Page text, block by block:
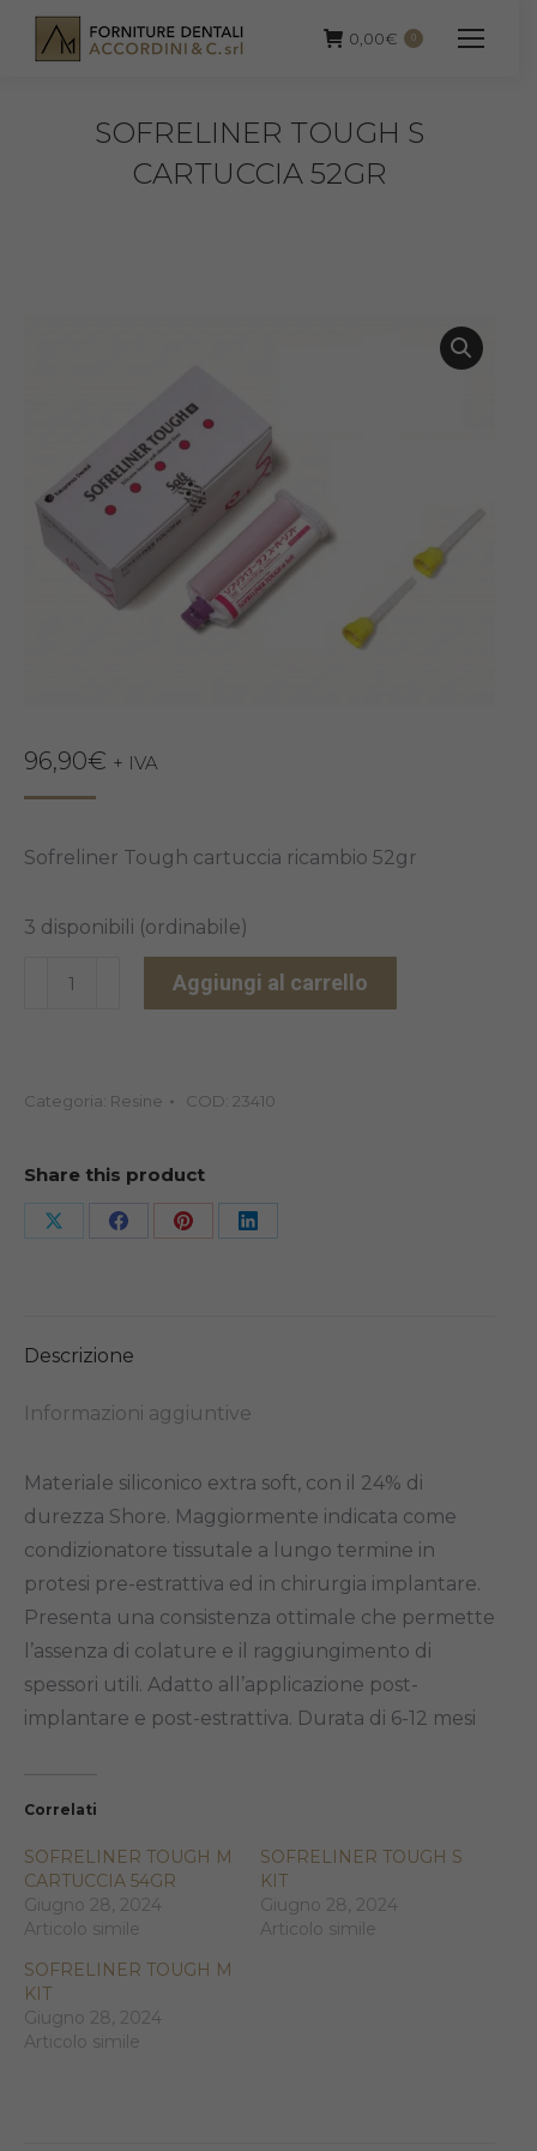
0,00€ 0
SOFRELINER TOUGH S
CARTUCCIA 52GR
96,90€ + IVA
Sofreliner Tough cartuccia ricambio 52gr
3 disponibili (ordinabile)
SOFRELINER
52GR
Aggiungi al carrello
Categoria: Resine COD: 23410
Share this product
Share
Share Share Share
Descrizione
Informazioni aggiuntive
Materiale siliconico extra soft, con il 24% di
durezza Shore. Maggiormente indicata come
condizionatore tissutale a lungo termine in
protesi pre-estrattiva ed in chirurgia implantare.
Presenta una consistenza ottimale che permette
l’assenza di colature e il raggiungimento di
spessori utili. Adatto all’applicazione post-
implantare e post-estrattiva. Durata di 6-12 mesi
Correlati
SOFRELINER TOUGH M
CARTUCCIA 54GR
Giugno 28, 2024
Articolo simile
SOFRELINER TOUGH S
KIT
Giugno 28, 2024
Articolo simile
SOFRELINER TOUGH M
KIT
Giugno 28, 2024
Articolo simile